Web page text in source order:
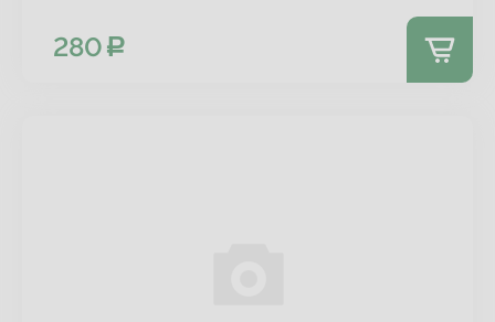
280